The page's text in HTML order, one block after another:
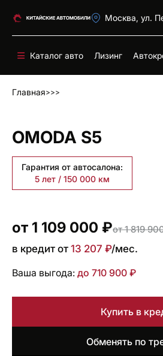
Москва, ул.
Каталог авто Лизинг
Главная
OMODA S5
Гарантия от автосалона:
5 лет / 150 000 км
от 1 109 000 ₽от 1 819
в кредит от 13 207 ₽/мес.
Ваша выгода: до 710 900 ₽
Купить в
Обменять по